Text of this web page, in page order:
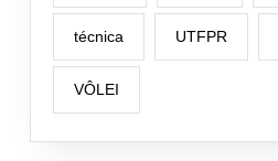
técnica UTFPR
VÔLEI